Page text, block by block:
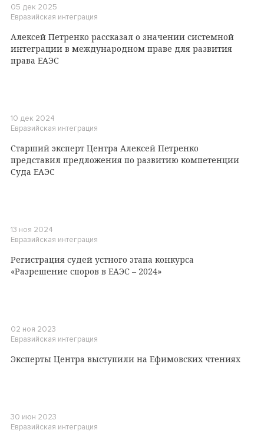
05 дек 2025
Евразийская интеграция
Алексей Петренко рассказал о значении системной
интеграции в международном праве для развития
права ЕАЭС
10 дек 2024
Евразийская интеграция
Старший эксперт Центра Алексей Петренко
представил предложения по развитию компетенции
Суда ЕАЭС
13 ноя 2024
Евразийская интеграция
Регистрация судей устного этапа конкурса
«Разрешение споров в ЕАЭС – 2024»
02 ноя 2023
Евразийская интеграция
Эксперты Центра выступили на Ефимовских чтениях
30 июн 2023
Евразийская интеграция